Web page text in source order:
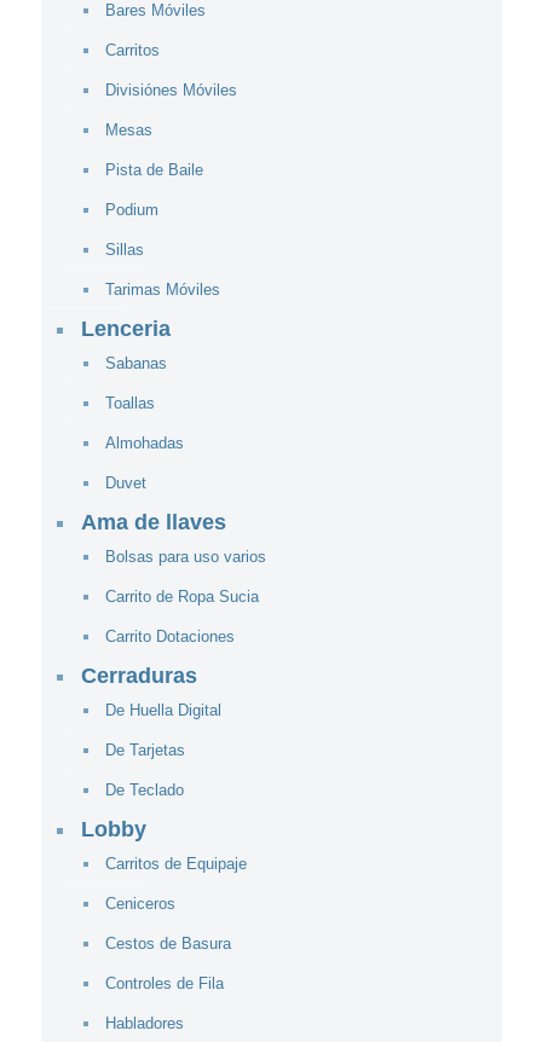
Bares Móviles
Carritos
Divisiónes Móviles
Mesas
Pista de Baile
Podium
Sillas
Tarimas Móviles
Lenceria
Sabanas
Toallas
Almohadas
Duvet
Ama de llaves
Bolsas para uso varios
Carrito de Ropa Sucia
Carrito Dotaciones
Cerraduras
De Huella Digital
De Tarjetas
De Teclado
Lobby
Carritos de Equipaje
Ceniceros
Cestos de Basura
Controles de Fila
Habladores